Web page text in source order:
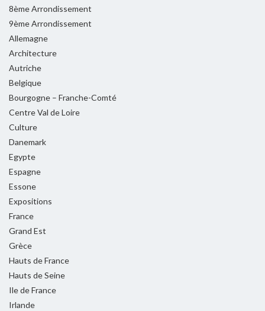
8ème Arrondissement
9ème Arrondissement
Allemagne
Architecture
Autriche
Belgique
Bourgogne – Franche-Comté
Centre Val de Loire
Culture
Danemark
Egypte
Espagne
Essone
Expositions
France
Grand Est
Grèce
Hauts de France
Hauts de Seine
Ile de France
Irlande